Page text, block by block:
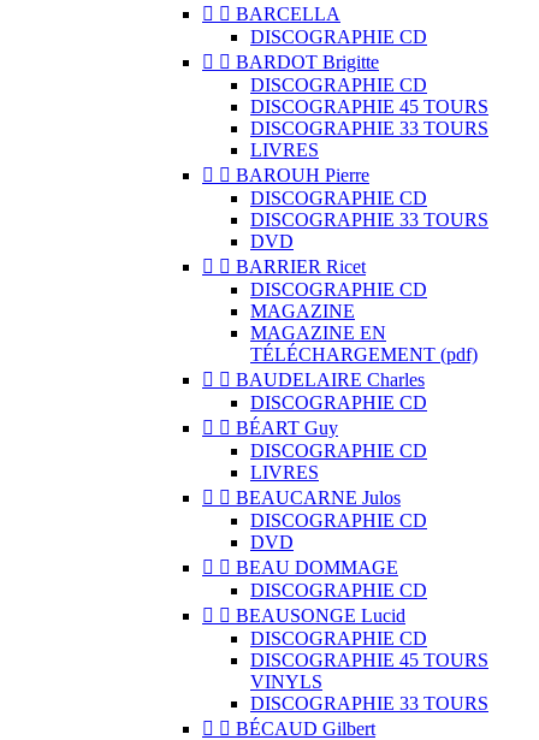
  BARCELLA
DISCOGRAPHIE CD
  BARDOT Brigitte
DISCOGRAPHIE CD
DISCOGRAPHIE 45 TOURS
DISCOGRAPHIE 33 TOURS
LIVRES
  BAROUH Pierre
DISCOGRAPHIE CD
DISCOGRAPHIE 33 TOURS
DVD
  BARRIER Ricet
DISCOGRAPHIE CD
MAGAZINE
MAGAZINE EN
TÉLÉCHARGEMENT (pdf)
  BAUDELAIRE Charles
DISCOGRAPHIE CD
  BÉART Guy
DISCOGRAPHIE CD
LIVRES
  BEAUCARNE Julos
DISCOGRAPHIE CD
DVD
  BEAU DOMMAGE
DISCOGRAPHIE CD
  BEAUSONGE Lucid
DISCOGRAPHIE CD
DISCOGRAPHIE 45 TOURS
VINYLS
DISCOGRAPHIE 33 TOURS
  BÉCAUD Gilbert